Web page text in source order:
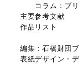
コラム：ブリ
主要参考文献
作品リスト
編集：石橋財団
表紙デザイン・